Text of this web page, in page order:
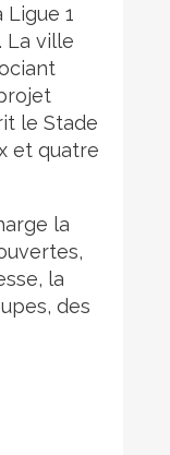
Ligue 1
La ville
le Stade
et quatre
la
la
des